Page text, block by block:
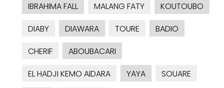
IBRAHIMA FALL
MALANG FATY
KOUTOUBO
DIABY
DIAWARA TOURE
BADIO
CHERIF
ABOUBACARI
EL HADJI KEMO AIDARA
YAYA
SOUARE